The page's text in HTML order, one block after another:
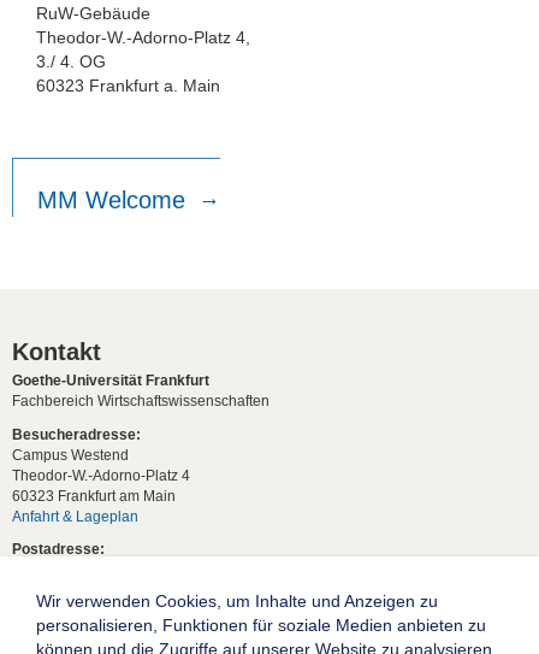
RuW-Gebäude
Theodor-W.-Adorno-Platz 4,
3./ 4. OG
60323 Frankfurt a. Main
MM Welcome
Kontakt
Goethe-Universität Frankfurt
Fachbereich Wirtschaftswissenschaften
Besucheradresse:
Campus Westend
Theodor-W.-Adorno-Platz 4
60323 Frankfurt am Main
Anfahrt & Lageplan
Postadresse:
Studentische Anfragen:
studium[at]wiwi.uni-frankfurt[dot]de
Wir verwenden Cookies, um Inhalte und Anzeigen zu
personalisieren, Funktionen für soziale Medien anbieten zu
können und die Zugriffe auf unserer Website zu analysieren.